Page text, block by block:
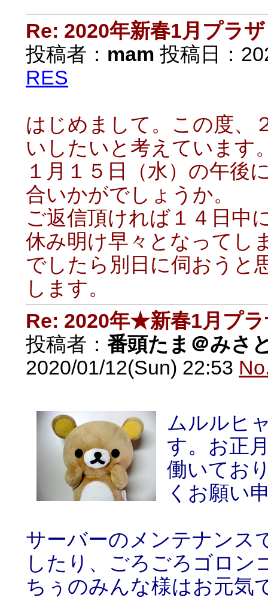
Re: 2020年新春1月プラザ
投稿者： mam 投稿日：
RES
はじめまして。この度、
いしたいと考えています
１月１５日（水）の午後
合いかがでしょうか。
ご返信頂ければ１４日中
休み明け早々となってし
でしたら別日に伺おうと
します。
Re: 2020年★新春1月プ
投稿者： 番頭たま＠みさ
2020/01/12(Sun) 22:53
ムルルヒ
す。お正
働いてお
くお願い
サーバーのメンテナンス
したり、ごろごろゴロ
ちぅのみんな様はお元気